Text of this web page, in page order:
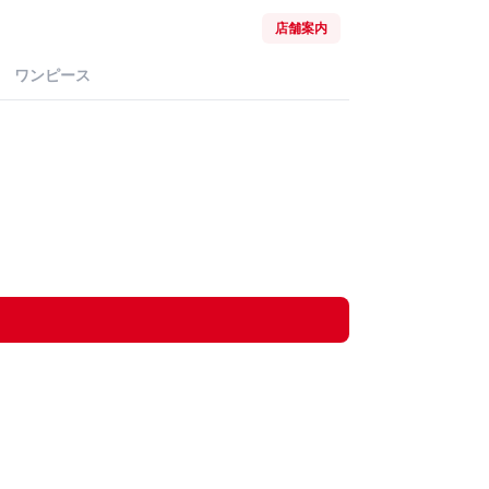
店舗案内
ワンピース